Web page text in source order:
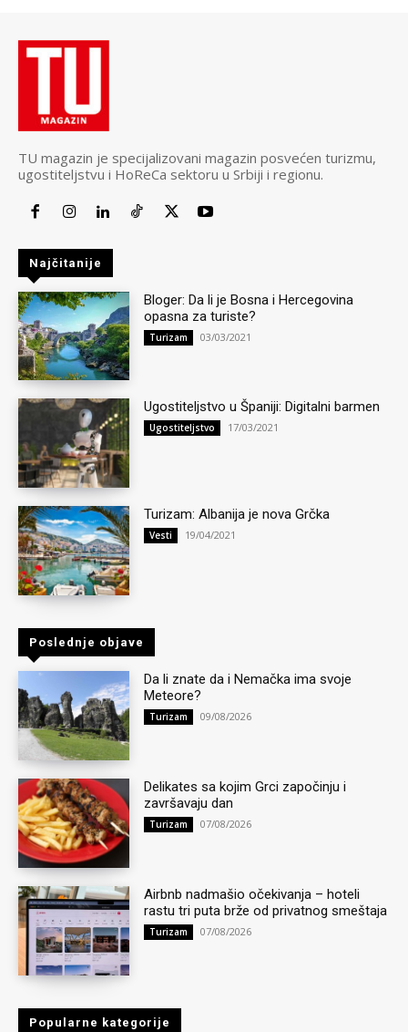
TU magazin je specijalizovani magazin posvećen turizmu,
ugostiteljstvu i HoReCa sektoru u Srbiji i regionu.
Najčitanije
Bloger: Da li je Bosna i Hercegovina
opasna za turiste?
Turizam 03/03/2021
Ugostiteljstvo u Španiji: Digitalni barmen
Ugostiteljstvo 17/03/2021
Turizam: Albanija je nova Grčka
Vesti 19/04/2021
Poslednje objave
Da li znate da i Nemačka ima svoje
Meteore?
Turizam 09/08/2026
Delikates sa kojim Grci započinju i
završavaju dan
Turizam 07/08/2026
Airbnb nadmašio očekivanja – hoteli
rastu tri puta brže od privatnog smeštaja
Turizam 07/08/2026
Popularne kategorije